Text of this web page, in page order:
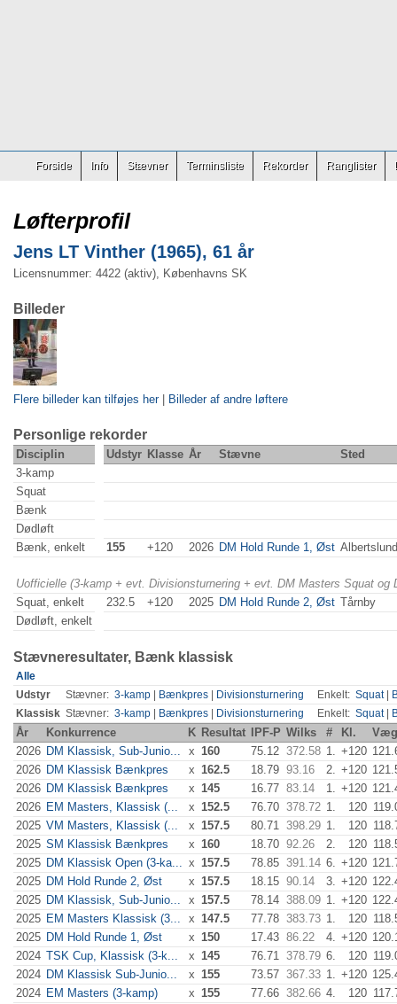
Forside Info Stævner Terminsliste Rekorder Ranglister
Løfterprofil
Jens LT Vinther (1965), 61 år
Licensnummer: 4422 (aktiv), Københavns SK
Billeder
Flere billeder kan tilføjes her| Billeder af andre løftere
Personlige rekorder
Disciplin Udstyr Klasse År Stævne
Sted
3-kamp
Squat
Bænk
Dødløft
Bænk, enkelt
155 +120 2026 DM Hold Runde 1, Øst
Uofficielle (3-kamp + evt. Divisionsturnering + evt. DM Masters Squat
Squat, enkelt
232.5 +120 2025 DM Hold Runde 2, Øst Tårnby
Dødløft, enkelt
Stævneresultater, Bænk klassisk
Alle
Udstyr
Stævner: 3-kamp Bænkpres Divisionsturnering Enkelt: Squat|
Klassisk Stævner: 3-kamp Bænkpres Divisionsturnering Enkelt: Squat|
År Konkurrence K Resultat IPF-P Wilks # Kl.
2026 DM Klassisk, Sub-Junio... x 160 75.12 372.58 1. +120
2026 DM Klassisk Bænkpres x 162.5 18.79 93.16 2. +120
2026 DM Klassisk Bænkpres x 145 16.77 83.14 1. +120
2026 EM Masters, Klassisk (... x 152.5 76.70 378.72 1. 120
2025 VM Masters, Klassisk (... x 157.5 80.71 398.29 1. 120
2025 SM Klassisk Bænkpres x 160 18.70 92.26 2. 120
2025 DM Klassisk Open (3-ka... x 157.5 78.85 391.14 6. +120
2025 DM Hold Runde 2, Øst x 157.5 18.15 90.14 3. +120
2025 DM Klassisk, Sub-Junio... x 157.5 78.14 388.09 1. +120
2025 EM Masters Klassisk (3... x 147.5 77.78 383.73 1. 120
2025 DM Hold Runde 1, Øst x 150 17.43 86.22 4. +120
2024 TSK Cup, Klassisk (3-k... x 145 76.71 378.79 6. 120
2024 DM Klassisk Sub-Junio... x 155 73.57 367.33 1. +120
2024 EM Masters (3-kamp) x 155 77.66 382.66 4. 120